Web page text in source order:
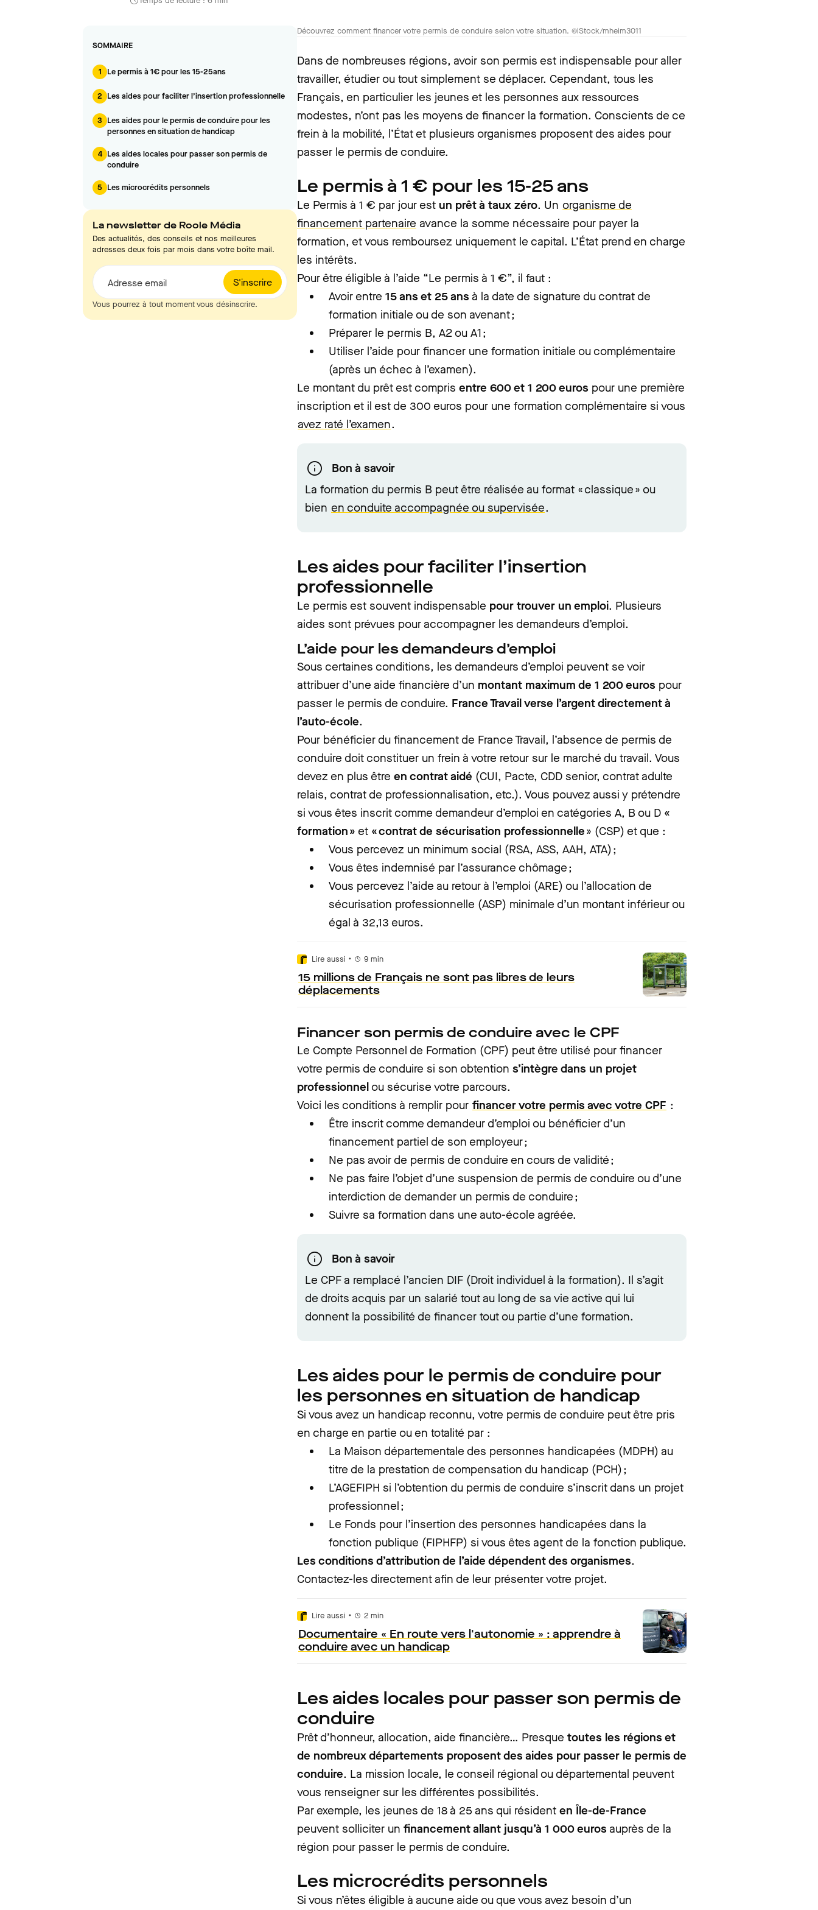
SOMMAIRE
1 Le permis à 1€ pour les 15-25ans
2 Les aides pour faciliter l’insertion professionnelle
3 Les aides pour le permis de conduire pour les
personnes en situation de handicap
4 Les aides locales pour passer son permis de
conduire
5 Les microcrédits personnels
La newsletter de Roole Média
Des actualités, des conseils et nos meilleures
adresses deux fois par mois dans votre boîte mail.
S'inscrire
Adresse email
Vous pourrez à tout moment vous désinscrire.
Découvrez comment financer votre permis de conduire selon votre situation. ©iStock/mheim3011
Dans de nombreuses régions, avoir son permis est indispensable pour aller
travailler, étudier ou tout simplement se déplacer. Cependant, tous les
Français, en particulier les jeunes et les personnes aux ressources
modestes, n’ont pas les moyens de financer la formation. Conscients de ce
frein à la mobilité, l’État et plusieurs organismes proposent des aides pour
passer le permis de conduire.
Le permis à 1 € pour les 15-25 ans
Le Permis à 1 € par jour est un prêt à taux zéro. Un organisme de
financement partenaire avance la somme nécessaire pour payer la
formation, et vous remboursez uniquement le capital. L’État prend en charge
les intérêts.
Pour être éligible à l’aide “Le permis à 1 €”, il faut :
Avoir entre 15 ans et 25 ans à la date de signature du contrat de
formation initiale ou de son avenant ;
Préparer le permis B, A2 ou A1 ;
Utiliser l’aide pour financer une formation initiale ou complémentaire
(après un échec à l’examen).
Le montant du prêt est compris entre 600 et 1 200 euros pour une première
inscription et il est de 300 euros pour une formation complémentaire si vous
avez raté l’examen.
Bon à savoir
La formation du permis B peut être réalisée au format « classique » ou
bien en conduite accompagnée ou supervisée.
Les aides pour faciliter l’insertion
professionnelle
Le permis est souvent indispensable pour trouver un emploi. Plusieurs
aides sont prévues pour accompagner les demandeurs d’emploi.
L’aide pour les demandeurs d’emploi
Sous certaines conditions, les demandeurs d’emploi peuvent se voir
attribuer d’une aide financière d’un montant maximum de 1 200 euros pour
passer le permis de conduire. France Travail verse l’argent directement à
l’auto-école.
Pour bénéficier du financement de France Travail, l’absence de permis de
conduire doit constituer un frein à votre retour sur le marché du travail. Vous
devez en plus être en contrat aidé (CUI, Pacte, CDD senior, contrat adulte
relais, contrat de professionnalisation, etc.). Vous pouvez aussi y prétendre
si vous êtes inscrit comme demandeur d’emploi en catégories A, B ou D «
formation » et « contrat de sécurisation professionnelle» (CSP) et que :
Vous percevez un minimum social (RSA, ASS, AAH, ATA) ;
Vous êtes indemnisé par l’assurance chômage ;
Vous percevez l’aide au retour à l’emploi (ARE) ou l’allocation de
sécurisation professionnelle (ASP) minimale d’un montant inférieur ou
égal à 32,13 euros.
Lire aussi • 9 min
15 millions de Français ne sont pas libres de leurs
déplacements
Financer son permis de conduire avec le CPF
Le Compte Personnel de Formation (CPF) peut être utilisé pour financer
votre permis de conduire si son obtention s’intègre dans un projet
professionnel ou sécurise votre parcours.
Voici les conditions à remplir pour financer votre permis avec votre CPF :
Être inscrit comme demandeur d’emploi ou bénéficier d’un
financement partiel de son employeur ;
Ne pas avoir de permis de conduire en cours de validité ;
Ne pas faire l’objet d’une suspension de permis de conduire ou d’une
interdiction de demander un permis de conduire ;
Suivre sa formation dans une auto-école agréée.
Bon à savoir
Le CPF a remplacé l’ancien DIF (Droit individuel à la formation). Il s’agit
de droits acquis par un salarié tout au long de sa vie active qui lui
donnent la possibilité de financer tout ou partie d’une formation.
Les aides pour le permis de conduire pour
les personnes en situation de handicap
Si vous avez un handicap reconnu, votre permis de conduire peut être pris
en charge en partie ou en totalité par :
La Maison départementale des personnes handicapées (MDPH) au
titre de la prestation de compensation du handicap (PCH) ;
L’AGEFIPH si l’obtention du permis de conduire s’inscrit dans un projet
professionnel ;
Le Fonds pour l’insertion des personnes handicapées dans la
fonction publique (FIPHFP) si vous êtes agent de la fonction publique.
Les conditions d’attribution de l’aide dépendent des organismes.
Contactez-les directement afin de leur présenter votre projet.
Lire aussi • 2 min
Documentaire « En route vers l'autonomie » : apprendre à
conduire avec un handicap
Les aides locales pour passer son permis de
conduire
Prêt d’honneur, allocation, aide financière… Presque toutes les régions et
de nombreux départements proposent des aides pour passer le permis de
conduire. La mission locale, le conseil régional ou départemental peuvent
vous renseigner sur les différentes possibilités.
Par exemple, les jeunes de 18 à 25 ans qui résident en Île-de-France
peuvent solliciter un financement allant jusqu’à 1 000 euros auprès de la
région pour passer le permis de conduire.
Les microcrédits personnels
Si vous n’êtes éligible à aucune aide ou que vous avez besoin d’un